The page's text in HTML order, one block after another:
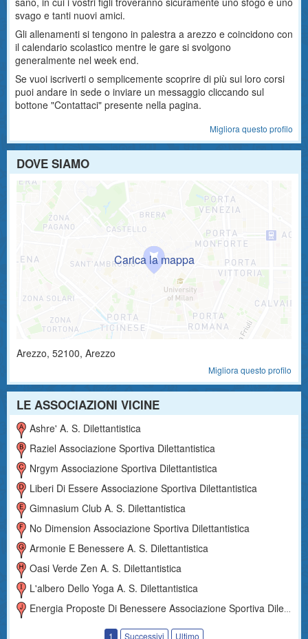
svago e tanti nuovi amici.
Gli allenamenti si tengono in palestra a arezzo e coincidono con
il calendario scolastico mentre le gare si svolgono
generalmente nel week end.
Se vuoi iscriverti o semplicemente scoprire di più sui loro corsi
puoi andare in sede o inviare un messaggio cliccando sul
bottone "Contattaci" presente nella pagina.
Migliora questo profilo
DOVE SIAMO
Arezzo, 52100, Arezzo
Migliora questo profilo
LE ASSOCIAZIONI VICINE
Ashre' A. S. Dilettantistica
Raziel Associazione Sportiva Dilettantistica
Nrgym Associazione Sportiva Dilettantistica
Liberi Di Essere Associazione Sportiva Dilettantistica
Gimnasium Club A. S. Dilettantistica
No Dimension Associazione Sportiva Dilettantistica
Armonie E Benessere A. S. Dilettantistica
Oasi Verde Zen A. S. Dilettantistica
L'albero Dello Yoga A. S. Dilettantistica
Energia Proposte Di Benessere Associazione Sportiva Dilettantistica
1 Successivi Ultimo